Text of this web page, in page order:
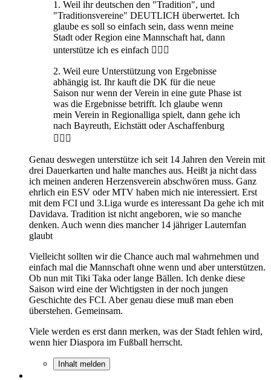
1. Weil ihr deutschen den "Tradition", und
"Traditionsvereine" DEUTLICH überwertet. Ich
glaube es soll so einfach sein, dass wenn meine
Stadt oder Region eine Mannschaft hat, dann
unterstütze ich es einfach 🤷🏿‍♂️
2. Weil eure Unterstützung von Ergebnisse
abhängig ist. Ihr kauft die DK für die neue
Saison nur wenn der Verein in eine gute Phase ist
was die Ergebnisse betrifft. Ich glaube wenn
mein Verein in Regionalliga spielt, dann gehe ich
nach Bayreuth, Eichstätt oder Aschaffenburg
🤷🏿‍♂️
Genau deswegen unterstütze ich seit 14 Jahren den Verein mit
drei Dauerkarten und halte manches aus. Heißt ja nicht dass
ich meinen anderen Herzensverein abschwören muss. Ganz
ehrlich ein ESV oder MTV haben mich nie interessiert. Erst
mit dem FCI und 3.Liga wurde es interessant Da gehe ich mit
Davidava. Tradition ist nicht angeboren, wie so manche
denken. Auch wenn dies mancher 14 jähriger Lauternfan
glaubt
Vielleicht sollten wir die Chance auch mal wahrnehmen und
einfach mal die Mannschaft ohne wenn und aber unterstützen.
Ob nun mit Tiki Taka oder lange Bällen. Ich denke diese
Saison wird eine der Wichtigsten in der noch jungen
Geschichte des FCI. Aber genau diese muß man eben
überstehen. Gemeinsam.
Viele werden es erst dann merken, was der Stadt fehlen wird,
wenn hier Diaspora im Fußball herrscht.
Inhalt melden